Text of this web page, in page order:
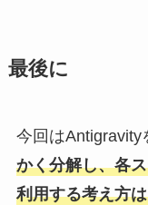
最後に
今回はAntigravity
かく分解し、各
利用する考え方